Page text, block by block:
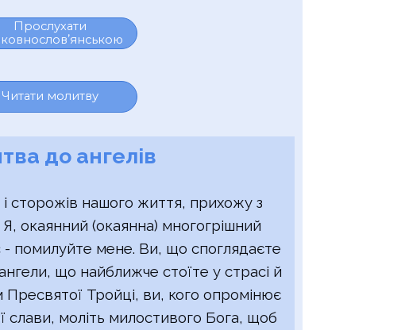
Прослухати
Читати молитву
до ангелів
і сторожів нашого життя, прихожу з
окаянний (окаянна) многогрішний
- помилуйте мене. Ви, що споглядаєте
що найближче стоїте у страсі й
Тройці, ви, кого опромінює
моліть милостивого Бога, щоб